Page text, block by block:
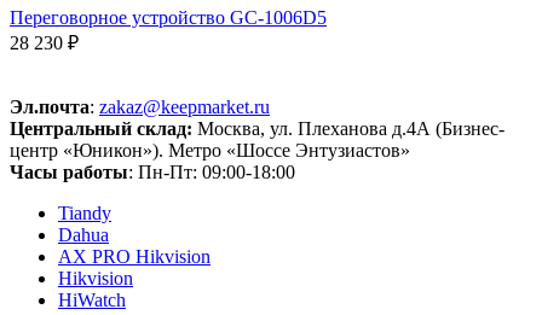
Переговорное устройство GC-1006D5
28 230 ₽
Эл.почта: zakaz@keepmarket.ru
Центральный склад: Москва, ул. Плеханова д.4А (Бизнес-
центр «Юникон»). Метро «Шоссе Энтузиастов»
Часы работы: Пн-Пт: 09:00-18:00
Tiandy
Dahua
AX PRO Hikvision
Hikvision
HiWatch